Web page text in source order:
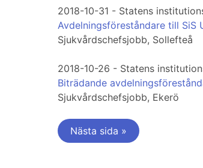
2018-10-31 - Statens
Avdelningsföreståndare till SiS
Sjukvårdschefsjobb, Sollefteå
2018-10-26 - Statens
Biträdande
Sjukvårdschefsjobb, Ekerö
Nästa sida »